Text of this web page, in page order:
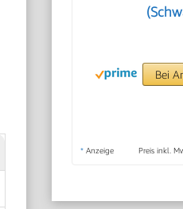
Bei
* Anzeige Preis inkl.